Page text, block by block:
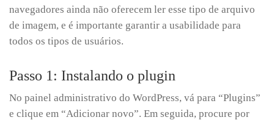
navegadores ainda não oferecem ler esse tipo de arquivo
de imagem, e é importante garantir a usabilidade para
todos os tipos de usuários.
Passo 1: Instalando o plugin
No painel administrativo do WordPress, vá para “Plugins”
e clique em “Adicionar novo”. Em seguida, procure por